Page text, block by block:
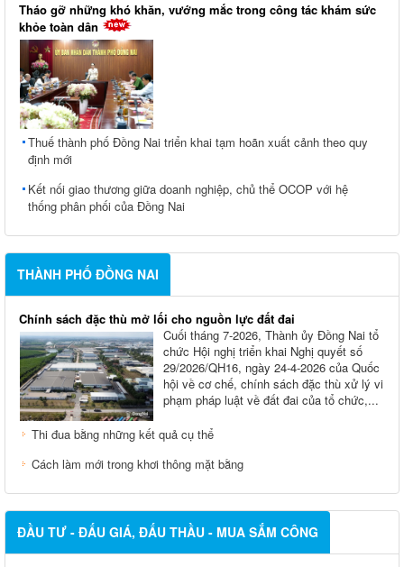
Tháo gỡ những khó khăn, vướng mắc trong công tác khám sức
khỏe toàn dân
Thuế thành phố Đồng Nai triển khai tạm hoãn xuất cảnh theo quy
định mới
Kết nối giao thương giữa doanh nghiệp, chủ thể OCOP với hệ
thống phân phối của Đồng Nai
THÀNH PHỐ ĐỒNG NAI
Chính sách đặc thù mở lối cho nguồn lực đất đai
Cuối tháng 7-2026, Thành ủy Ðồng Nai tổ
chức Hội nghị triển khai Nghị quyết số
29/2026/QH16, ngày 24-4-2026 của Quốc
hội về cơ chế, chính sách đặc thù xử lý vi
phạm pháp luật về đất đai của tổ chức,...
Thi đua bằng những kết quả cụ thể
Cách làm mới trong khơi thông mặt bằng
ĐẦU TƯ - ĐẤU GIÁ, ĐẤU THẦU - MUA SẮM CÔNG